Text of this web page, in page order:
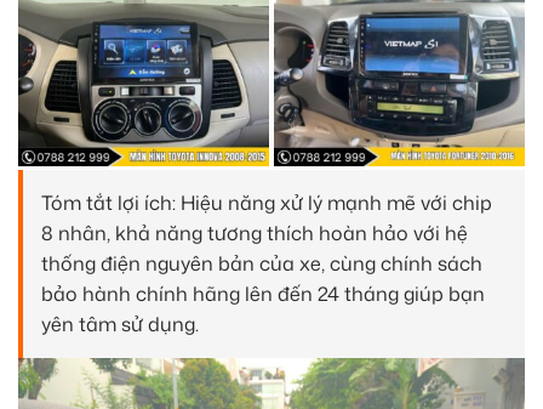
Tóm tắt lợi ích: Hiệu năng xử lý mạnh mẽ với chip
8 nhân, khả năng tương thích hoàn hảo với hệ
thống điện nguyên bản của xe, cùng chính sách
bảo hành chính hãng lên đến 24 tháng giúp bạn
yên tâm sử dụng.